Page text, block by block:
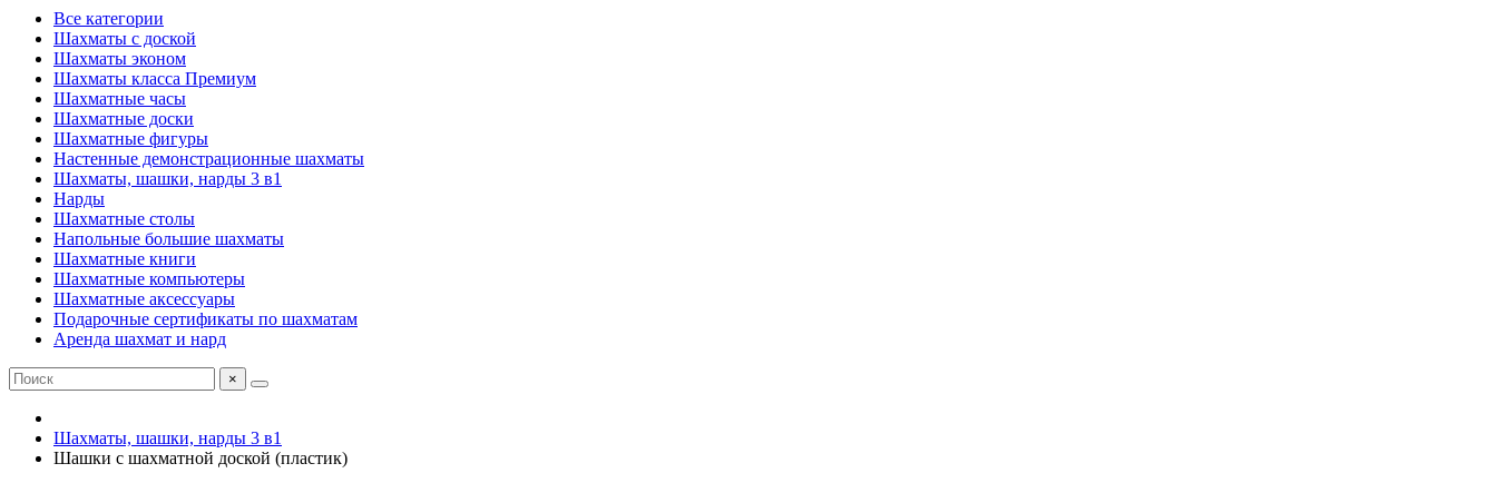
Все категории
Шахматы с доской
Шахматы эконом
Шахматы класса Премиум
Шахматные часы
Шахматные доски
Шахматные фигуры
Настенные демонстрационные шахматы
Шахматы, шашки, нарды 3 в1
Нарды
Шахматные столы
Напольные большие шахматы
Шахматные книги
Шахматные компьютеры
Шахматные аксессуары
Подарочные сертификаты по шахматам
Аренда шахмат и нард
×
Шахматы, шашки, нарды 3 в1
Шашки с шахматной доской (пластик)